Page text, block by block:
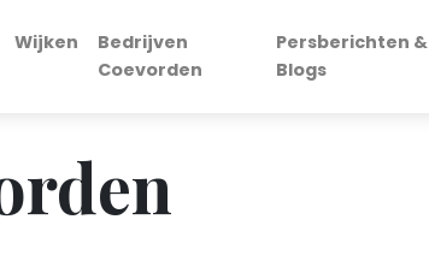
Wijken
Bedrijven
Coevorden
Persberichten &
Blogs